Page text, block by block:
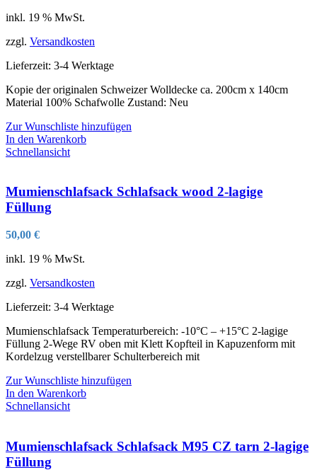
inkl. 19 % MwSt.
zzgl. Versandkosten
Lieferzeit: 3-4 Werktage
Kopie der originalen Schweizer Wolldecke ca. 200cm x 140cm
Material 100% Schafwolle Zustand: Neu
Zur Wunschliste hinzufügen
In den Warenkorb
Schnellansicht
Mumienschlafsack Schlafsack wood 2-lagige
Füllung
50,00 €
inkl. 19 % MwSt.
zzgl. Versandkosten
Lieferzeit: 3-4 Werktage
Mumienschlafsack Temperaturbereich: -10°C – +15°C 2-lagige
Füllung 2-Wege RV oben mit Klett Kopfteil in Kapuzenform mit
Kordelzug verstellbarer Schulterbereich mit
Zur Wunschliste hinzufügen
In den Warenkorb
Schnellansicht
Mumienschlafsack Schlafsack M95 CZ tarn 2-lagige
Füllung